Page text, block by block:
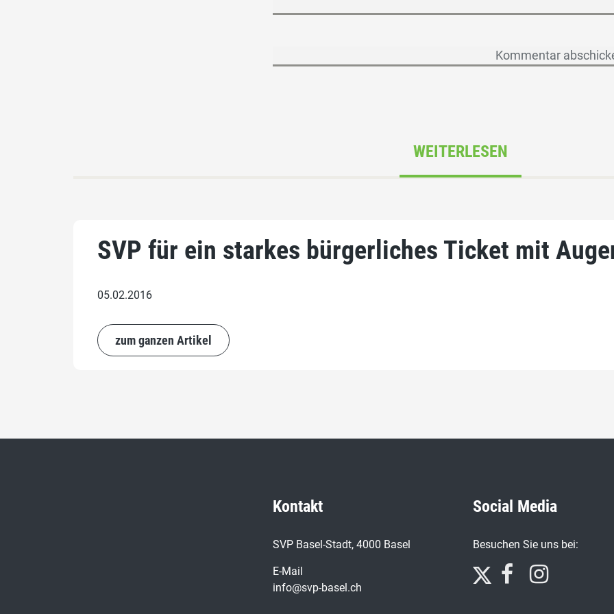
WEITERLESEN
SVP für ein starkes bürgerliches Ticket mit
05.02.2016
zum ganzen Artikel
Kontakt
SVP Basel-Stadt, 4000 Basel
E-Mail
info@svp-basel.ch
Social Media
Besuchen Sie uns bei: